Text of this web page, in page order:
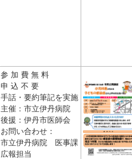
参 加 費 無 料
申 込 不 要
手話・要約筆記を実施
主催：市立伊丹病院
後援：伊丹市医師会
お問い合わせ：
市立伊丹病院 医事課
広報担当